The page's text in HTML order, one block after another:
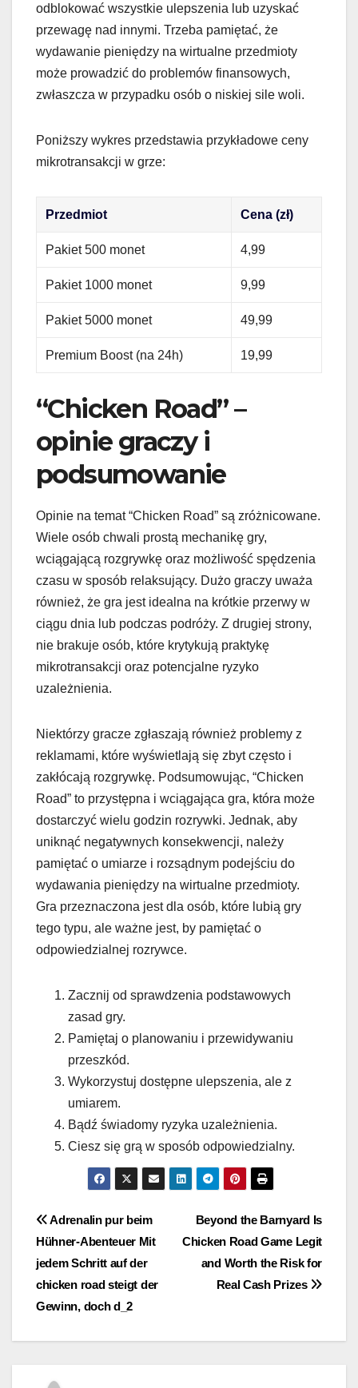
odblokować wszystkie ulepszenia lub uzyskać
przewagę nad innymi. Trzeba pamiętać, że
wydawanie pieniędzy na wirtualne przedmioty
może prowadzić do problemów finansowych,
zwłaszcza w przypadku osób o niskiej sile woli.
Poniższy wykres przedstawia przykładowe ceny
mikrotransakcji w grze:
Przedmiot Cena (zł)
Pakiet 500 monet 4,99
Pakiet 1000 monet 9,99
Pakiet 5000 monet 49,99
Premium Boost (na 24h) 19,99
“Chicken Road” –
opinie graczy i
podsumowanie
Opinie na temat “Chicken Road” są zróżnicowane.
Wiele osób chwali prostą mechanikę gry,
wciągającą rozgrywkę oraz możliwość spędzenia
czasu w sposób relaksujący. Dużo graczy uważa
również, że gra jest idealna na krótkie przerwy w
ciągu dnia lub podczas podróży. Z drugiej strony,
nie brakuje osób, które krytykują praktykę
mikrotransakcji oraz potencjalne ryzyko
uzależnienia.
Niektórzy gracze zgłaszają również problemy z
reklamami, które wyświetlają się zbyt często i
zakłócają rozgrywkę. Podsumowując, “Chicken
Road” to przystępna i wciągająca gra, która może
dostarczyć wielu godzin rozrywki. Jednak, aby
uniknąć negatywnych konsekwencji, należy
pamiętać o umiarze i rozsądnym podejściu do
wydawania pieniędzy na wirtualne przedmioty.
Gra przeznaczona jest dla osób, które lubią gry
tego typu, ale ważne jest, by pamiętać o
odpowiedzialnej rozrywce.
Zacznij od sprawdzenia podstawowych
zasad gry.
Pamiętaj o planowaniu i przewidywaniu
przeszkód.
Wykorzystuj dostępne ulepszenia, ale z
umiarem.
Bądź świadomy ryzyka uzależnienia.
Ciesz się grą w sposób odpowiedzialny.
Post
navigation
Beyond the Barnyard Is
Chicken Road Game Legit
and Worth the Risk for
Real Cash Prizes
Adrenalin pur beim
Hühner-Abenteuer Mit
jedem Schritt auf der
chicken road steigt der
Gewinn, doch d_2